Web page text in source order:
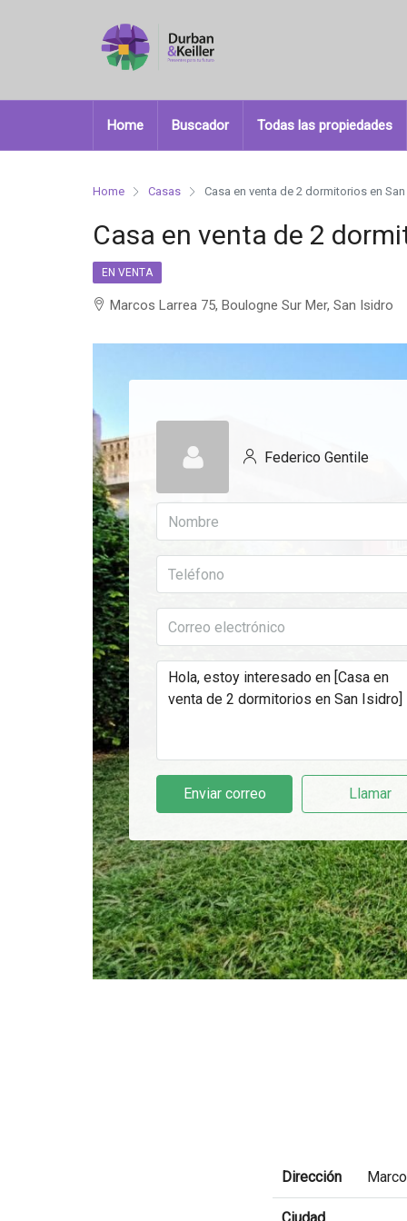
Home Buscador Todas las propiedades
Home Casas Casa en venta de 2 dormitorios en
Casa en venta de 2
EN VENTA
Marcos Larrea 75, Boulogne Sur Mer, San Isidro
Federico Gentile
Enviar correo Llamar
Dirección